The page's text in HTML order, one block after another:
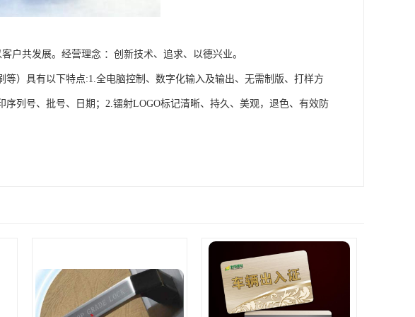
户共发展。经营理念 ：创新技术、追求、以德兴业。
）具有以下特点:1.全电脑控制、数字化输入及输出、无需制版、打样方
列号、批号、日期；2.镭射LOGO标记清晰、持久、美观，退色、有效防